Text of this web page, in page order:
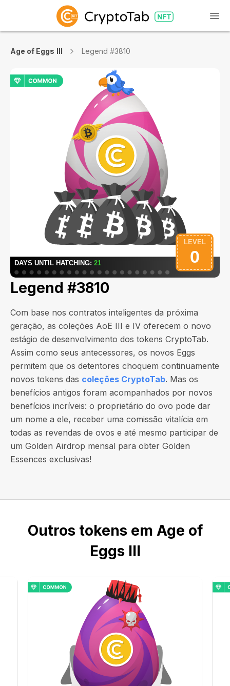
Age of Eggs III Legend #3810
Legend #3810
Com base nos contratos inteligentes da próxima
geração, as coleções AoE III e IV oferecem o novo
estágio de desenvolvimento dos tokens CryptoTab.
Assim como seus antecessores, os novos Eggs
permitem que os detentores choquem continuamente
novos tokens das coleções CryptoTab. Mas os
benefícios antigos foram acompanhados por novos
benefícios incríveis: o proprietário do ovo pode dar
um nome a ele, receber uma comissão vitalícia em
todas as revendas de ovos e até mesmo participar de
um Golden Airdrop mensal para obter Golden
Essences exclusivas!
Outros tokens em Age of
Eggs III